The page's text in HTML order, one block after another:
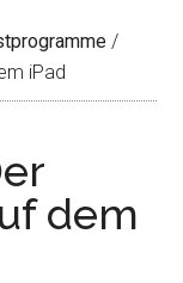
/
iPad
dem